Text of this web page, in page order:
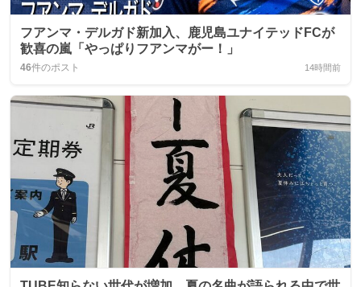
フアンマ・デルガド新加入、鹿児島ユナイテッドFCが
歓喜の嵐「やっぱりフアンマがー！」
46件のポスト 14時間前